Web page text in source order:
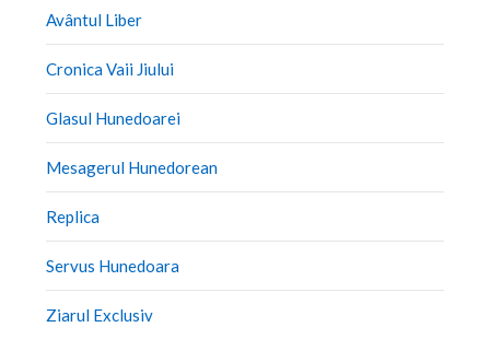
Avântul Liber
Cronica Vaii Jiului
Glasul Hunedoarei
Mesagerul Hunedorean
Replica
Servus Hunedoara
Ziarul Exclusiv